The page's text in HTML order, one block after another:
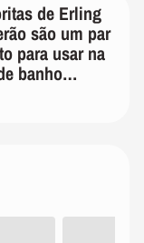
de Erling
são um par
para usar na
banho